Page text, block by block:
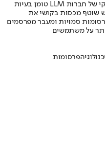
למרות היקף שימוש עצום, המודל העסקי של חברות LLM טומן בעיות
שוטף מכסות בקושי את
סמויות ומעבר מפרסמים
על משתמשים
פרסומות